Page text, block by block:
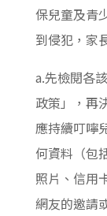
保兒童及青
到侵犯，家
a.先檢閱各
政策」，再
應持續叮嚀
何資料（包
照片、信用
網友的邀請